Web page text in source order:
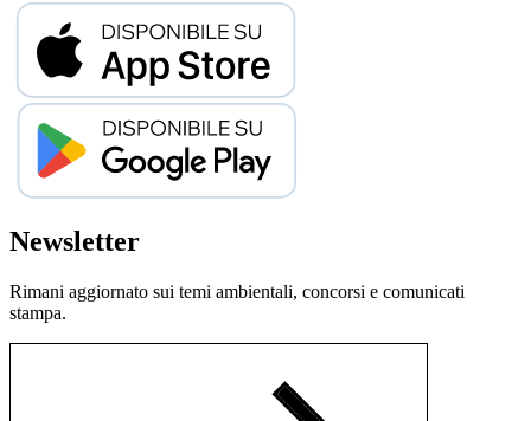
Newsletter
Rimani aggiornato sui temi ambientali, concorsi e comunicati
stampa.